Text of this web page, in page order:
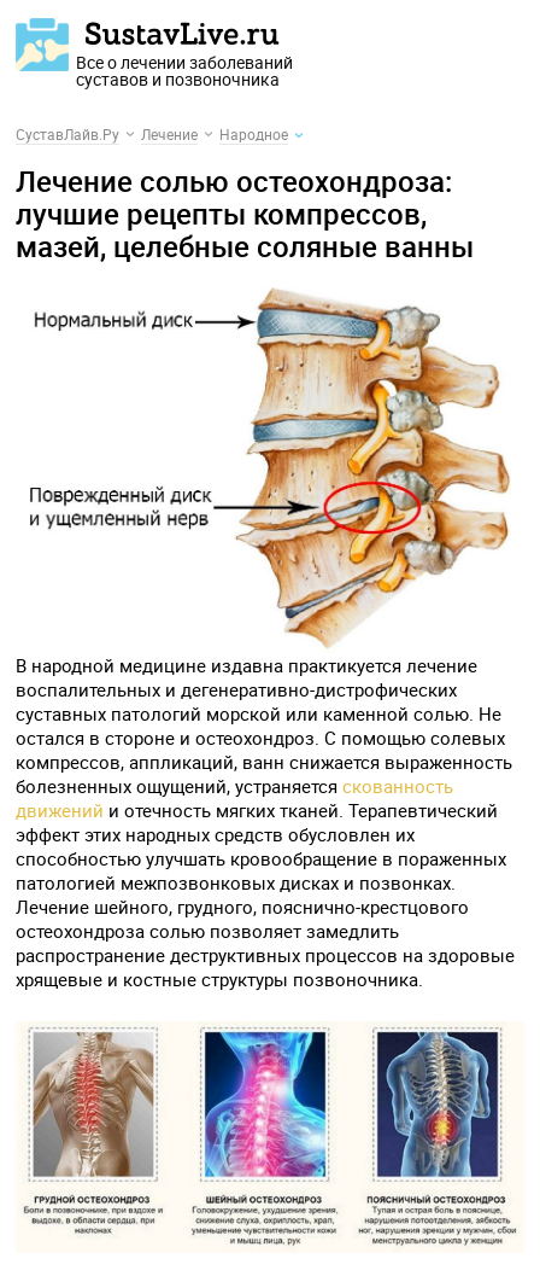
Все о лечении заболеваний
суставов и позвоночника
СуставЛайв.Ру Лечение Народное
Лечение солью остеохондроза:
лучшие рецепты компрессов,
мазей, целебные соляные ванны
В народной медицине издавна практикуется лечение
воспалительных и дегенеративно-дистрофических
суставных патологий морской или каменной солью. Не
остался в стороне и остеохондроз. С помощью солевых
компрессов, аппликаций, ванн снижается выраженность
болезненных ощущений, устраняетсяскованность
движений и отечность мягких тканей. Терапевтический
эффект этих народных средств обусловлен их
способностью улучшать кровообращение в пораженных
патологией межпозвонковых дисках и позвонках.
Лечение шейного, грудного, пояснично-крестцового
остеохондроза солью позволяет замедлить
распространение деструктивных процессов на здоровые
хрящевые и костные структуры позвоночника.